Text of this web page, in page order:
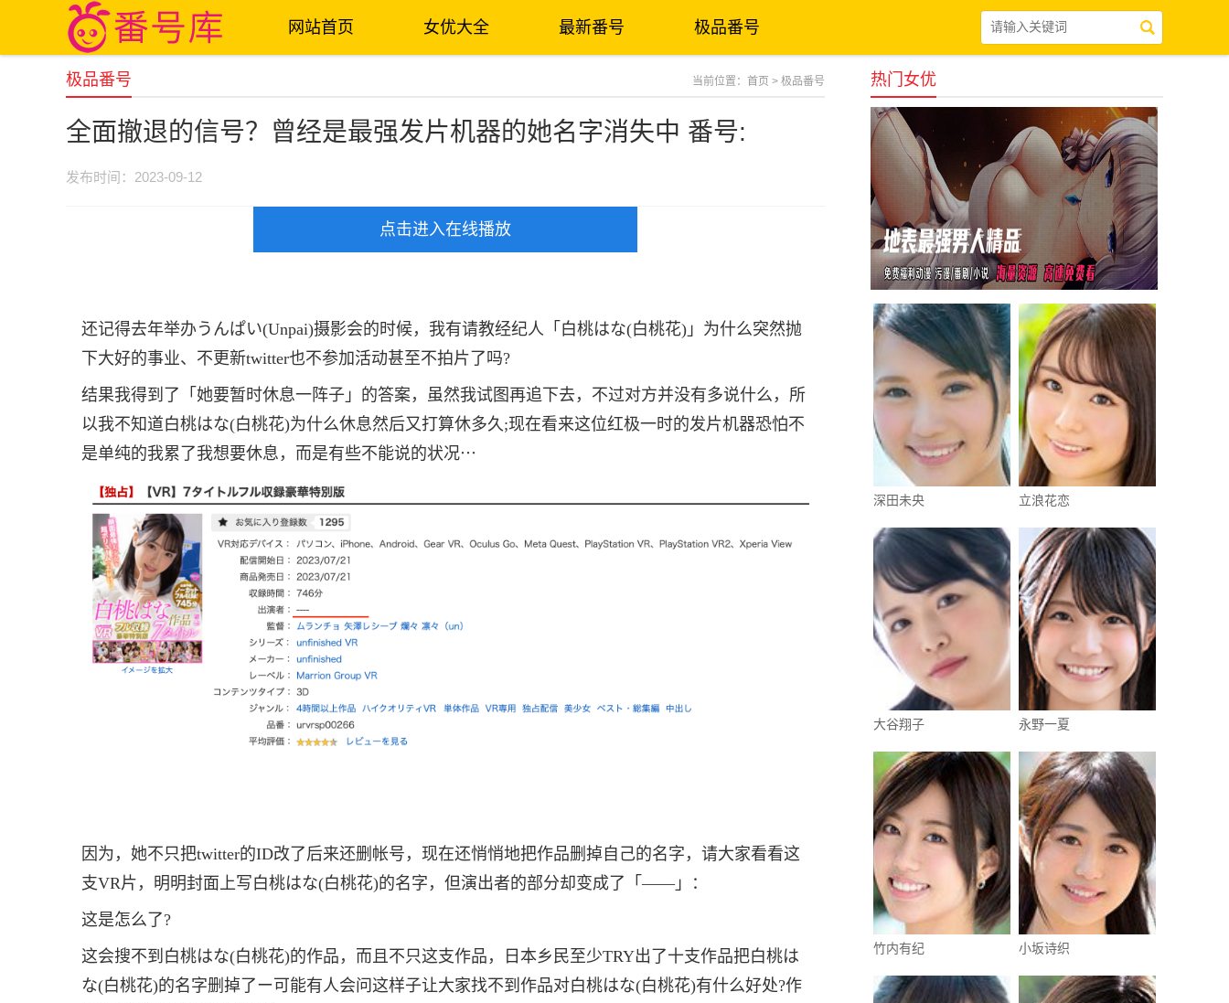
网站首页 女优大全 最新番号 极品番号
极品番号 当前位置： 首页 > 极品番号
全面撤退的信号？曾经是最强发片机器的她名字消失中 番号:
发布时间：2023-09-12
点击进入在线播放
还记得去年举办うんぱい(Unpai)摄影会的时候，我有请教经纪人「白桃はな(白桃花)」为什么突然抛
下大好的事业、不更新twitter也不参加活动甚至不拍片了吗?
结果我得到了「她要暂时休息一阵子」的答案，虽然我试图再追下去，不过对方并没有多说什么，所
以我不知道白桃はな(白桃花)为什么休息然后又打算休多久;现在看来这位红极一时的发片机器恐怕不
是单纯的我累了我想要休息，而是有些不能说的状况⋯
因为，她不只把twitter的ID改了后来还删帐号，现在还悄悄地把作品删掉自己的名字，请大家看看这
支VR片，明明封面上写白桃はな(白桃花)的名字，但演出者的部分却变成了「——」：
这是怎么了?
这会搜不到白桃はな(白桃花)的作品，而且不只这支作品，日本乡民至少TRY出了十支作品把白桃は
な(白桃花)的名字删掉了ー可能有人会问这样子让大家找不到作品对白桃はな(白桃花)有什么好处?作
热门女优
深田未央 立浪花恋
大谷翔子 永野一夏
竹内有纪 小坂诗织